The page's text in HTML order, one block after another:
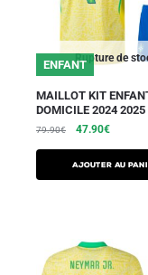
Rupture de
ENFANT
MAILLOT KIT
DOMICILE 2024
79.90€ 47.90€
AJOUTER AU